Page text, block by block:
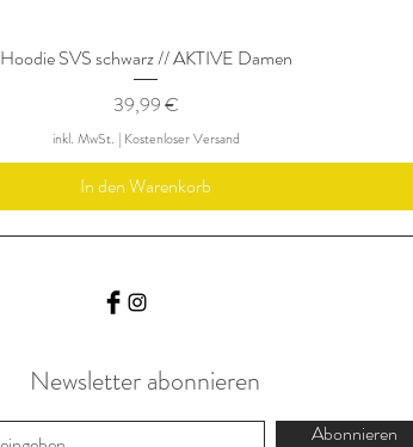
Hoodie SVS schwarz // AKTIVE Damen
Preis
39,99 €
inkl. MwSt. | Kostenloser Versand
In den Warenkorb
Newsletter abonnieren
Abonnieren